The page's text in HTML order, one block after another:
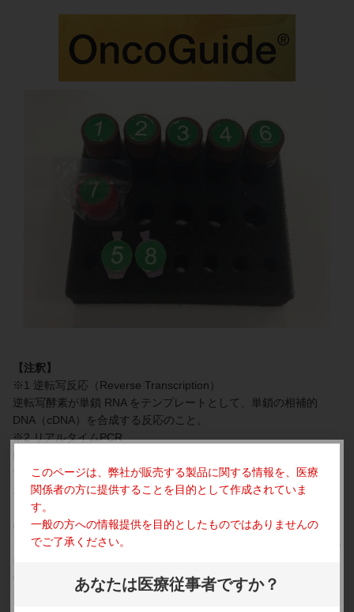
このページは、弊社が販売する製品に関する情報を、
医療
関係者の方に提供することを目的として作成されていま
す。
一般の方への情報提供を目的としたものではありませんの
でご了承ください。
あなたは医療従事者ですか？
【注釈】
※1 逆転写反応（Reverse Transcription）
逆転写酵素が単鎖 RNA をテンプレートとして、単鎖の相補的
DNA（cDNA）を合成する反応のこと。
※2 リアルタイムPCR
領域で定量を行う方法。PCRの増幅速度論に基づいた正確な定量
が可能である。
※3ROS1
ROS1遺伝子はインスリン受容体ファミリーの受容体チロシンキナ
ーゼをコードする遺伝子である。
の癌で確認されている。肺癌におけるROS1融合遺伝子は、
遺伝子のチロシンキナーゼ部分と種々のパートナー遺伝子（これ